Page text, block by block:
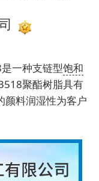
一种支链型饱和
聚酯树脂具有
颜料润湿性为客户